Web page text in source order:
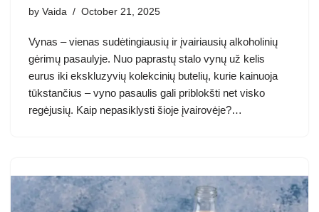
by Vaida October 21, 2025
Vynas – vienas sudėtingiausių ir įvairiausių alkoholinių
gėrimų pasaulyje. Nuo paprastų stalo vynų už kelis
eurus iki ekskluzyvių kolekcinių butelių, kurie kainuoja
tūkstančius – vyno pasaulis gali priblokšti net visko
regėjusių. Kaip nepasiklysti šioje įvairovėje?…